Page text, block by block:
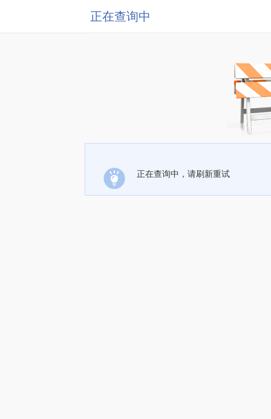
正在查询中
正在查询中，请刷新重试